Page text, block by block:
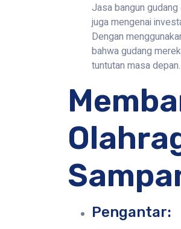
Jasa bangun
juga mengenai
Dengan
bahwa gudang
tuntutan masa depan.
Pengantar: